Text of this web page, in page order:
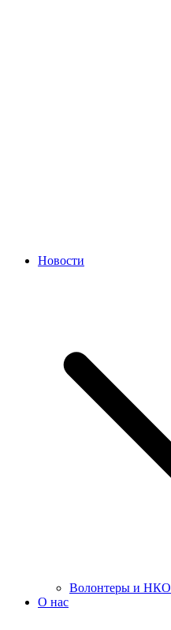
Новости
Волонтеры и НКО
О нас